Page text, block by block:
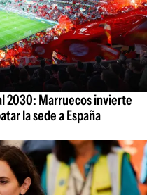
2030: Marruecos invierte
la sede a España